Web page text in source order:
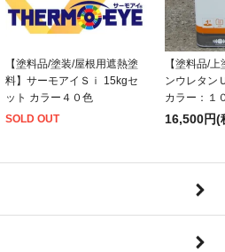
【塗料品/塗装/屋根用遮熱塗
料】サーモアイＳｉ 15kgセ
ット カラー４０色
SOLD OUT
【塗料品/
ンウレタン
カラー：１
16,500円(